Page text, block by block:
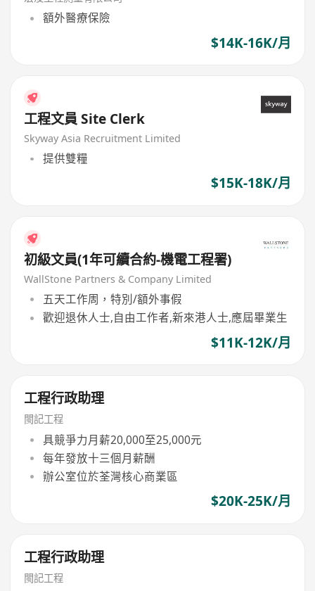
額外醫療保險
$14K-16K/月
工程文員 Site Clerk
Skyway Asia Recruitment Limited
提供雙糧
$15K-18K/月
初級文員(1年可續合約-機電工程署)
WallStone Partners & Company Limited
五天工作周，特別/額外事假
歡迎退休人士,自由工作者,新來港人士,應屆畢業生
$11K-12K/月
工程行政助理
閩記工程
具競爭力月薪20,000至25,000元
每年發放十三個月薪酬
辦公室位於荃灣核心商業區
$20K-25K/月
工程行政助理
閩記工程